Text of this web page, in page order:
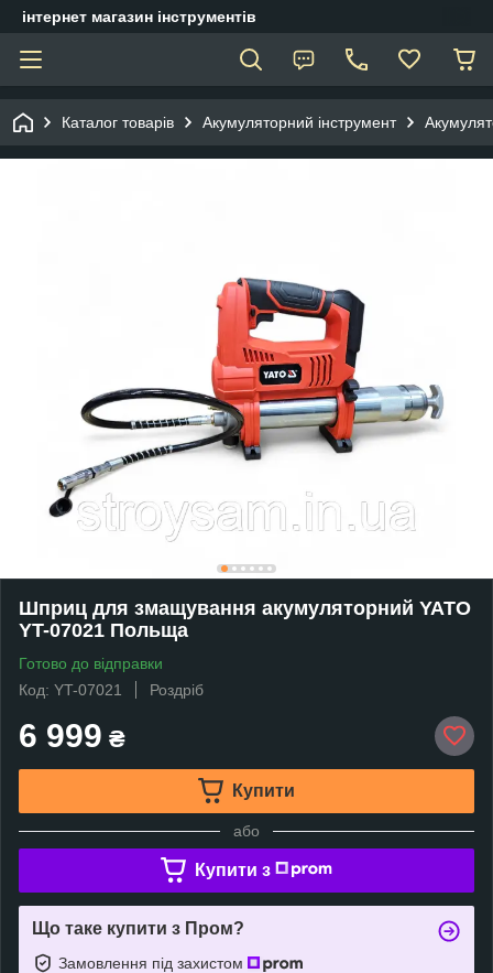
інтернет магазин інструментів
Каталог товарів Акумуляторний інструмент
Шприц для змащування акумуляторний YATO
YT-07021 Польща
Готово до відправки
Код: YT-07021
Роздріб
6 999 ₴
Купити
або
Купити з
Що таке купити з Пром?
Замовлення під захистом